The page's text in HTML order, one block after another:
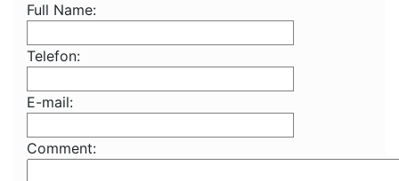
Full Name:
Telefon:
E-mail:
Comment: